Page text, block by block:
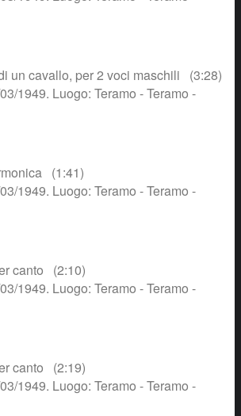
un cavallo, per 2 voci maschili (3:28)
1949. Luogo: Teramo - Teramo -
(1:41)
1949. Luogo: Teramo - Teramo -
canto (2:10)
1949. Luogo: Teramo - Teramo -
canto (2:19)
1949. Luogo: Teramo - Teramo -